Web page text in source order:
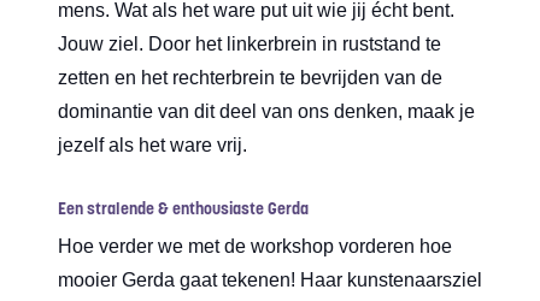
mens. Wat als het ware put uit wie jij écht bent.
Jouw ziel. Door het linkerbrein in ruststand te
zetten en het rechterbrein te bevrijden van de
dominantie van dit deel van ons denken, maak je
jezelf als het ware vrij.
Een stralende & enthousiaste Gerda
Hoe verder we met de workshop vorderen hoe
mooier Gerda gaat tekenen! Haar kunstenaarsziel